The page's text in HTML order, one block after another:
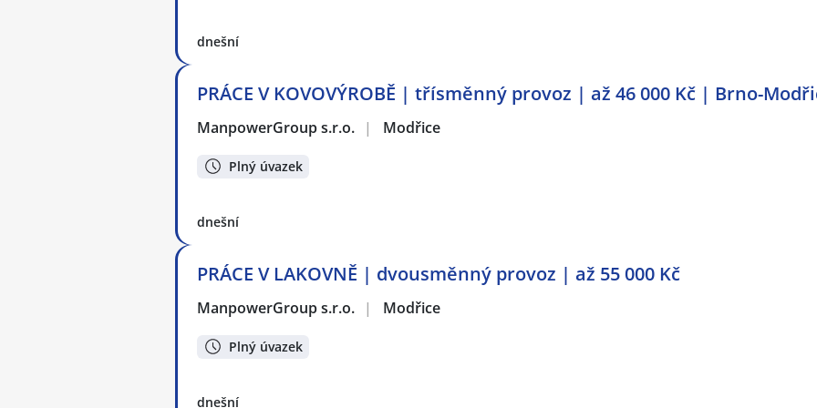
dnešní
PRÁCE V KOVOVÝROBĚ | třísměnný provoz | až 46 000 Kč | Brno-
ManpowerGroup s.r.o. | Modřice
Plný úvazek
dnešní
PRÁCE V LAKOVNĚ | dvousměnný provoz | až 55 000 Kč
ManpowerGroup s.r.o. | Modřice
Plný úvazek
dnešní